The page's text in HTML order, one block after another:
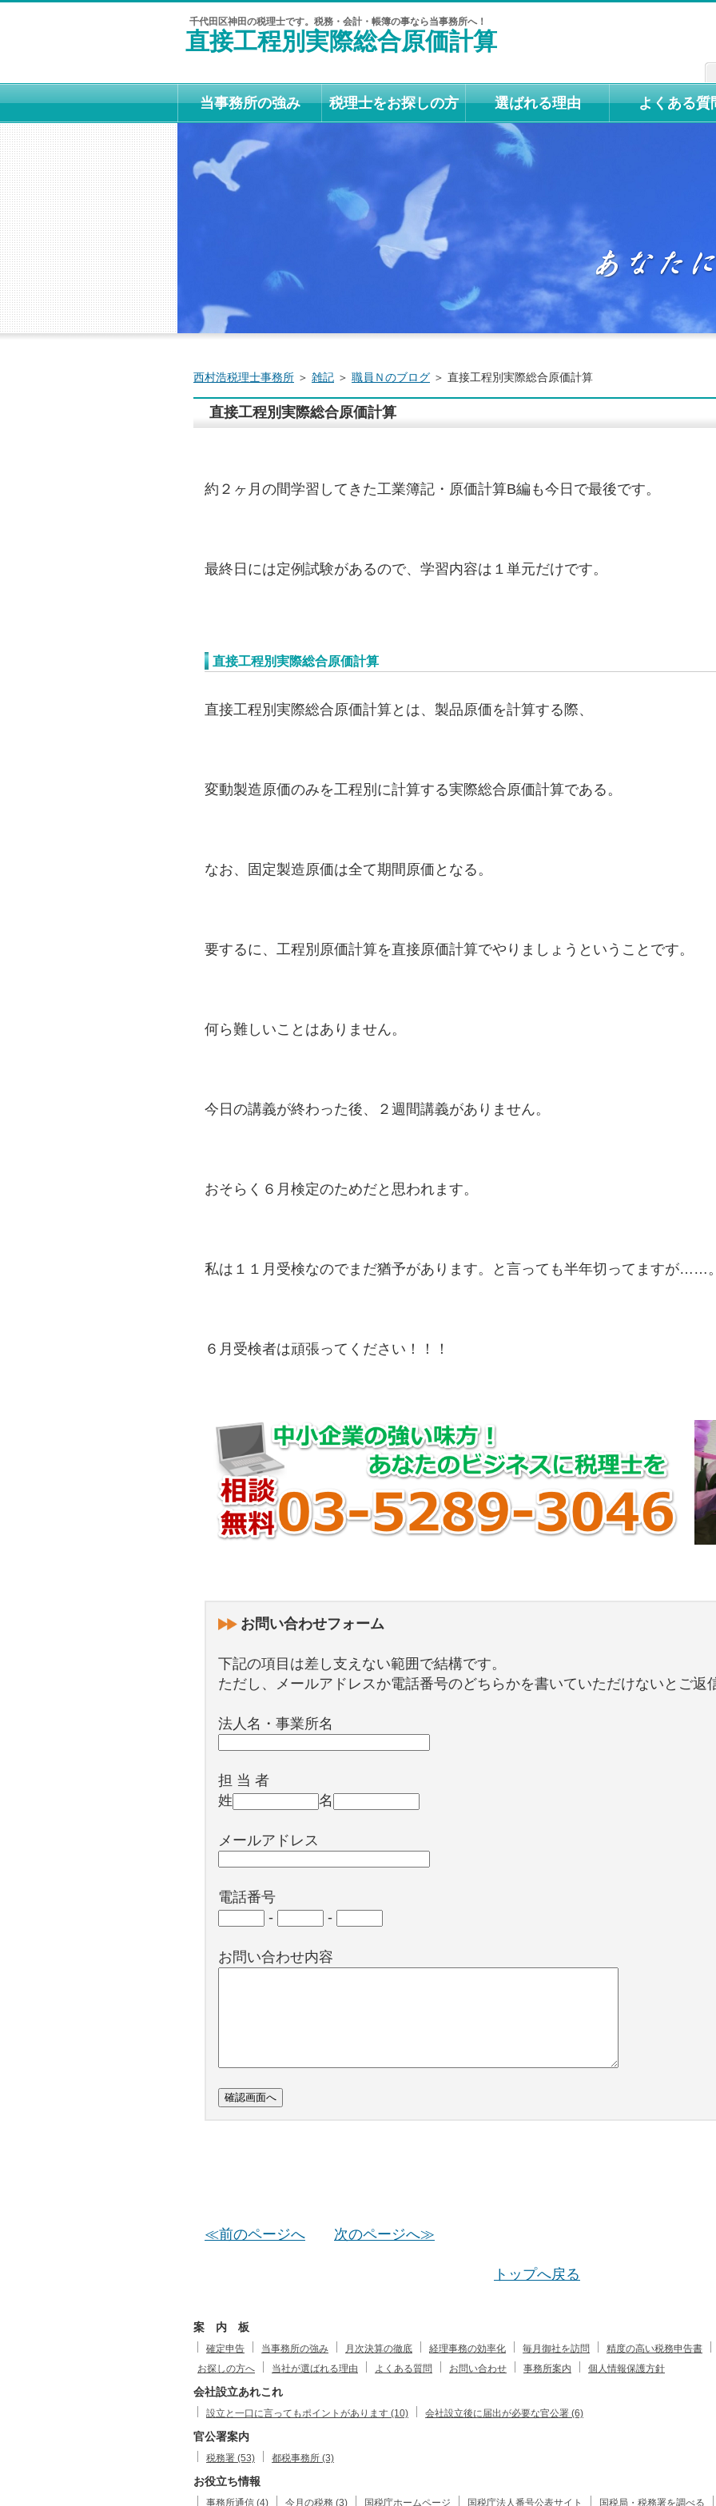
千代田区神田の税理士です。税務・会計・帳簿の事なら当事務所へ！
直接工程別実際総合原価計算
西村浩税理士事務所 ＞ 雑記 ＞ 職員Ｎのブログ ＞ 直接工程別実際総合原価計算
直接工程別実際総合原価計算
約２ヶ月の間学習してきた工業簿記・原価計算B編も今日で最後です。
最終日には定例試験があるので、学習内容は１単元だけです。
直接工程別実際総合原価計算
直接工程別実際総合原価計算とは、製品原価を計算する際、
変動製造原価のみを工程別に計算する実際総合原価計算である。
なお、固定製造原価は全て期間原価となる。
要するに、工程別原価計算を直接原価計算でやりましょうということです。
何ら難しいことはありません。
今日の講義が終わった後、２週間講義がありません。
おそらく６月検定のためだと思われます。
私は１１月受検なのでまだ猶予があります。と言っても半年切ってますが……
６月受検者は頑張ってください！！！
お問い合わせフォーム
下記の項目は差し支えない範囲で結構です。
ただし、メールアドレスか電話番号のどちらかを書いていただけないとご返
法人名・事業所名
担 当 者
姓
名
メールアドレス
電話番号
-
-
お問い合わせ内容
≪前のページへ 次のページへ≫
トップへ戻る
案 内 板
確定申告 当事務所の強み 月次決算の徹底 経理事務の効率化 毎月御社を訪問
精度の高い税務申告書
お探しの方へ
当社が選ばれる理由 よくある質問 お問い合わせ 事務所案内 個人情報保護方針
会社設立あれこれ
設立と一口に言ってもポイントがあります (10) 会社設立後に届出が必要な官公署 (6)
官公署案内
税務署 (53) 都税事務所 (3)
お役立ち情報
事務所通信 (4) 今月の税務 (3) 国税庁ホームページ 国税庁法人番号公表サイト 国税局・税務署を調べる
当事務所の強み 税理士をお探しの方 選ばれる理由 よくある質